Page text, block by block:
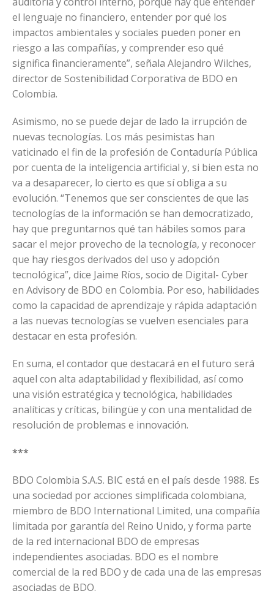
el lenguaje no financiero, entender por qué los
impactos ambientales y sociales pueden poner en
riesgo a las compañías, y comprender eso qué
significa financieramente”, señala Alejandro Wilches,
director de Sostenibilidad Corporativa de BDO en
Colombia.
Asimismo, no se puede dejar de lado la irrupción de
nuevas tecnologías. Los más pesimistas han
vaticinado el fin de la profesión de Contaduría Pública
por cuenta de la inteligencia artificial y, si bien esta no
va a desaparecer, lo cierto es que sí obliga a su
evolución. “Tenemos que ser conscientes de que las
tecnologías de la información se han democratizado,
hay que preguntarnos qué tan hábiles somos para
sacar el mejor provecho de la tecnología, y reconocer
que hay riesgos derivados del uso y adopción
tecnológica”, dice Jaime Ríos, socio de Digital- Cyber
en Advisory de BDO en Colombia. Por eso, habilidades
como la capacidad de aprendizaje y rápida adaptación
a las nuevas tecnologías se vuelven esenciales para
destacar en esta profesión.
En suma, el contador que destacará en el futuro será
aquel con alta adaptabilidad y flexibilidad, así como
una visión estratégica y tecnológica, habilidades
analíticas y críticas, bilingüe y con una mentalidad de
resolución de problemas e innovación.
***
BDO Colombia S.A.S. BIC está en el país desde 1988. Es
una sociedad por acciones simplificada colombiana,
miembro de BDO International Limited, una compañía
limitada por garantía del Reino Unido, y forma parte
de la red internacional BDO de empresas
independientes asociadas. BDO es el nombre
comercial de la red BDO y de cada una de las empresas
asociadas de BDO.